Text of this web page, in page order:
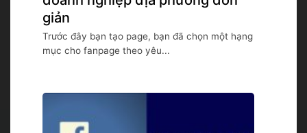
giản
Trước đây bạn tạo page, bạn đã chọn một hạng
mục cho fanpage theo yêu...